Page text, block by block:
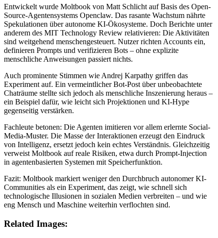
Entwickelt wurde Moltbook von Matt Schlicht auf Basis des Open-
Source-Agentensystems Openclaw. Das rasante Wachstum nährte
Spekulationen über autonome KI-Ökosysteme. Doch Berichte unter
anderem des MIT Technology Review relativieren: Die Aktivitäten
sind weitgehend menschengesteuert. Nutzer richten Accounts ein,
definieren Prompts und verifizieren Bots – ohne explizite
menschliche Anweisungen passiert nichts.
Auch prominente Stimmen wie Andrej Karpathy griffen das
Experiment auf. Ein vermeintlicher Bot-Post über unbeobachtete
Chaträume stellte sich jedoch als menschliche Inszenierung heraus –
ein Beispiel dafür, wie leicht sich Projektionen und KI-Hype
gegenseitig verstärken.
Fachleute betonen: Die Agenten imitieren vor allem erlernte Social-
Media-Muster. Die Masse der Interaktionen erzeugt den Eindruck
von Intelligenz, ersetzt jedoch kein echtes Verständnis. Gleichzeitig
verweist Moltbook auf reale Risiken, etwa durch Prompt-Injection
in agentenbasierten Systemen mit Speicherfunktion.
Fazit: Moltbook markiert weniger den Durchbruch autonomer KI-
Communities als ein Experiment, das zeigt, wie schnell sich
technologische Illusionen in sozialen Medien verbreiten – und wie
eng Mensch und Maschine weiterhin verflochten sind.
Related Images: